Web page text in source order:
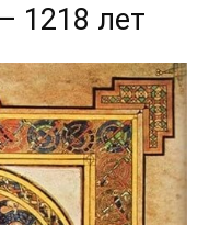
1218 лет